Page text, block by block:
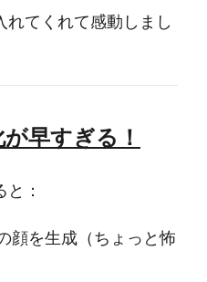
てくれて感動しまし
早すぎる！
：
顔を生成（ちょっと怖